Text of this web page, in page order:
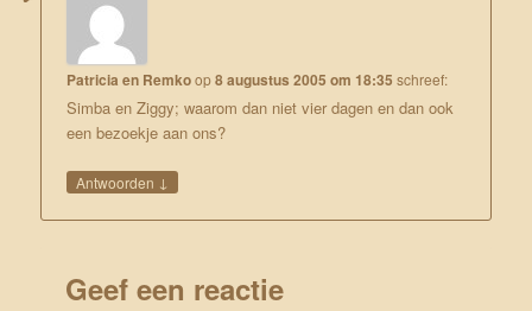
Patricia en Remkoop8 augustus 2005 om 18:35 schreef:
Simba en Ziggy; waarom dan niet vier dagen en dan ook
een bezoekje aan ons?
Antwoorden ↓
Geef een reactie